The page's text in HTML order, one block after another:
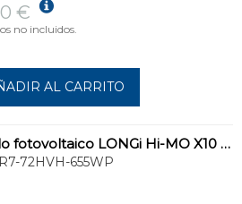
€
no incluidos.
AL CARRITO
Módulo fotovoltaico LONGi Hi-MO X10 655W
72HVH-655WP